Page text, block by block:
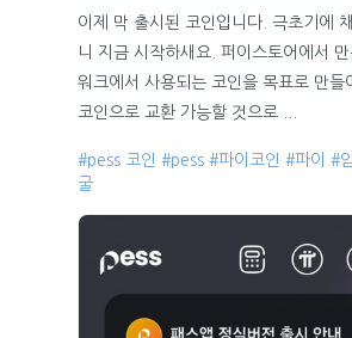
이제 막 출시된 코인입니다. 극초기에
니 지금 시작하새요. 퍼이스토어에서
워크에서 사용되는 코인을 목표로 만들
코인으로 교환 가능할 것으로 ...
#pess 코인 #pess #파이코인 #파이 #
굴